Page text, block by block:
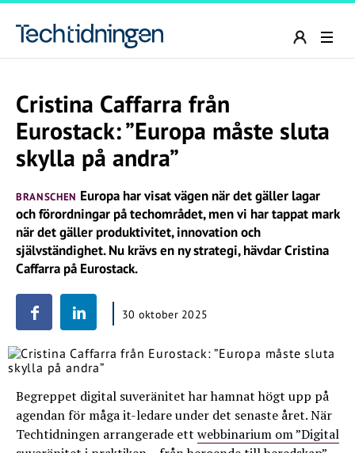
Cristina Caffarra från
Eurostack: ”Europa måste sluta
skylla på andra”
BRANSCHEN Europa har visat vägen när det gäller lagar
och förordningar på techområdet, men vi har tappat mark
när det gäller produktivitet, innovation och
självständighet. Nu krävs en ny strategi, hävdar Cristina
Caffarra på Eurostack.
30 oktober 2025
Begreppet digital suveränitet har hamnat högt upp på
agendan för måga it-ledare under det senaste året. När
Techtidningen arrangerade ett webbinarium om ”Digital